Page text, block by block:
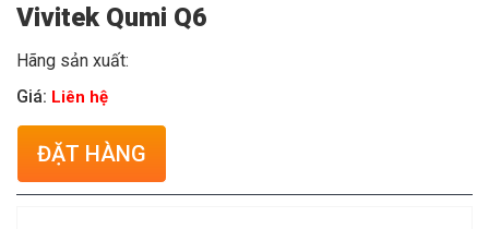
Vivitek Qumi Q6
Hãng sản xuất:
Giá: Liên hệ
ĐẶT HÀNG